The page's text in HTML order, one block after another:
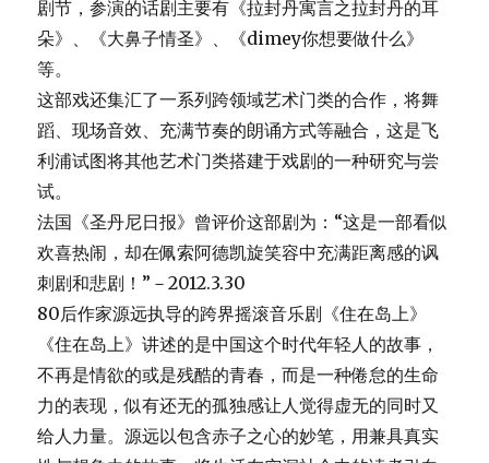
剧节，参演的话剧主要有《拉封丹寓言之拉封丹的耳
朵》、《大鼻子情圣》、《dimey你想要做什么》
等。
这部戏还集汇了一系列跨领域艺术门类的合作，将舞
蹈、现场音效、充满节奏的朗诵方式等融合，这是飞
利浦试图将其他艺术门类搭建于戏剧的一种研究与尝
试。
法国《圣丹尼日报》曾评价这部剧为：“这是一部看似
欢喜热闹，却在佩索阿德凯旋笑容中充满距离感的讽
刺剧和悲剧！”－2012.3.30
80后作家源远执导的跨界摇滚音乐剧《住在岛上》
《住在岛上》讲述的是中国这个时代年轻人的故事，
不再是情欲的或是残酷的青春，而是一种倦怠的生命
力的表现，似有还无的孤独感让人觉得虚无的同时又
给人力量。源远以包含赤子之心的妙笔，用兼具真实